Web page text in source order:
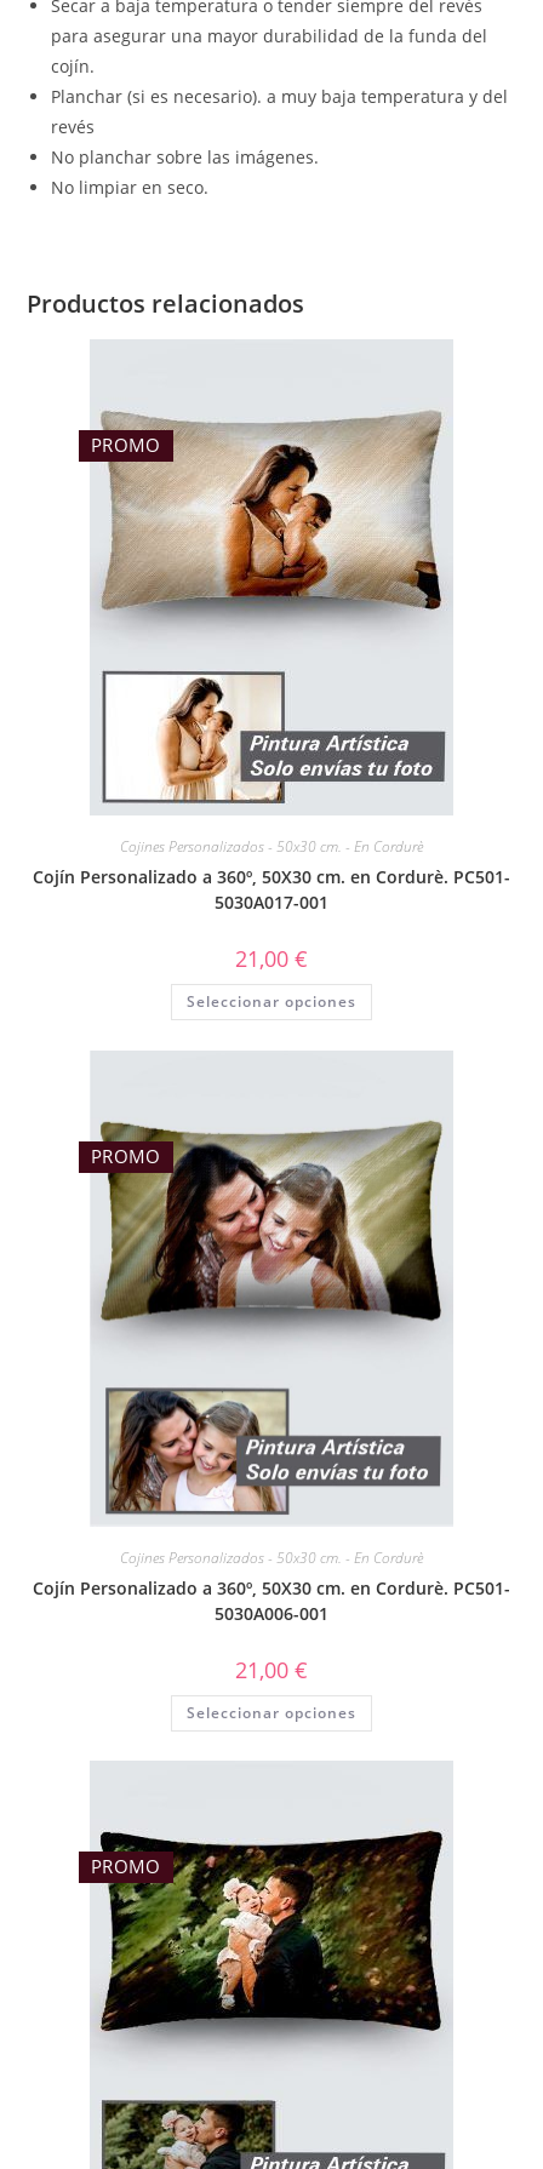
Secar a baja temperatura o tender siempre del revés
para asegurar una mayor durabilidad de la funda del
cojín.
Planchar (si es necesario). a muy baja temperatura y del
revés
No planchar sobre las imágenes.
No limpiar en seco.
Productos relacionados
PROMO
Cojines Personalizados - 50x30 cm. - En Cordurè
Cojín Personalizado a 360º, 50X30 cm. en Cordurè. PC501-
5030A017-001
21,00 €
Seleccionar opciones
PROMO
Cojines Personalizados - 50x30 cm. - En Cordurè
Cojín Personalizado a 360º, 50X30 cm. en Cordurè. PC501-
5030A006-001
21,00 €
Seleccionar opciones
PROMO